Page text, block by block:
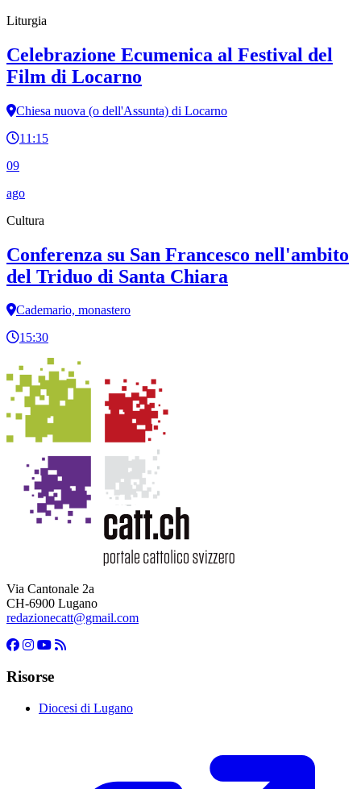
Liturgia
Celebrazione Ecumenica al Festival del
Film di Locarno
Chiesa nuova (o dell'Assunta) di Locarno
11:15
09
ago
Cultura
Conferenza su San Francesco nell'ambito
del Triduo di Santa Chiara
Cademario, monastero
15:30
Via Cantonale 2a
CH-6900 Lugano
redazionecatt@gmail.com
Risorse
Diocesi di Lugano